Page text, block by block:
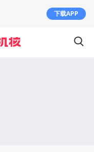
下载APP